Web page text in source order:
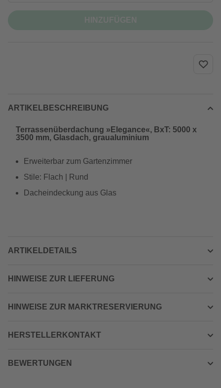
ARTIKELBESCHREIBUNG
Terrassenüberdachung »Elegance«, BxT: 5000 x
3500 mm, Glasdach, graualuminium
Erweiterbar zum Gartenzimmer
Stile: Flach | Rund
Dacheindeckung aus Glas
ARTIKELDETAILS
HINWEISE ZUR LIEFERUNG
HINWEISE ZUR MARKTRESERVIERUNG
HERSTELLERKONTAKT
BEWERTUNGEN